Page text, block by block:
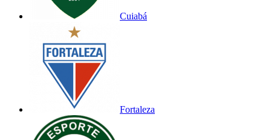
Cuiabá
Fortaleza